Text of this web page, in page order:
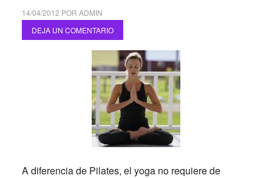
14/04/2012 POR ADMIN
DEJA UN COMENTARIO
A diferencia de Pilates, el yoga no requiere de